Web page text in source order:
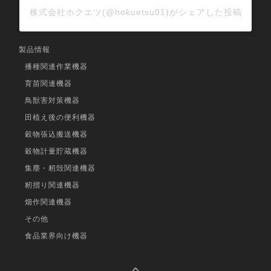
株式会社ホクエツ(@hokuetsu01)がシェアした投稿
製品情報
播種関連作業機器
育苗関連機器
鳥獣害対策機器
田植え後の便利機器
穀物張込搬送機器
穀物計量貯蔵機器
集塵・籾殻関連機器
籾摺り関連機器
畑作関連機器
その他
食品業界向け機器